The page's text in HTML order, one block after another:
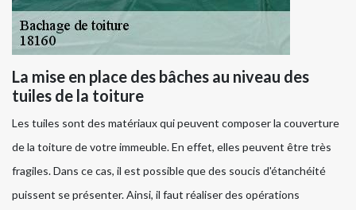
La mise en place des bâches au niveau des
tuiles de la toiture
Les tuiles sont des matériaux qui peuvent composer la couverture
de la toiture de votre immeuble. En effet, elles peuvent être très
fragiles. Dans ce cas, il est possible que des soucis d'étanchéité
puissent se présenter. Ainsi, il faut réaliser des opérations